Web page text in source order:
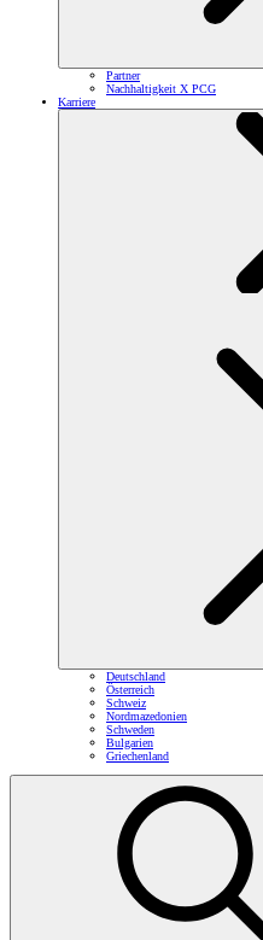
Partner
Nachhaltigkeit X PCG
Karriere
Deutschland
Österreich
Schweiz
Nordmazedonien
Schweden
Bulgarien
Griechenland